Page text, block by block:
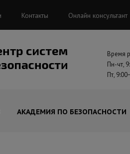
Контакты Онлайн консультант
Время
Пн-чт,
Пт,
АКАДЕМИЯ ПО БЕЗОПАСНОСТИ